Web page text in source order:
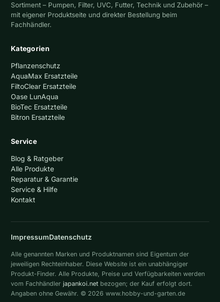
Sortiment – Pumpen, Filter, UVC, Futter, Technik und Zubehör –
mit eigener Produktseite und direkter Bestellung beim
Fachhändler.
Kategorien
Pflanzenschutz
AquaMax Ersatzteile
FiltoClear Ersatzteile
Oase LunAqua
BioTec Ersatzteile
Bitron Ersatzteile
Service
Blog & Ratgeber
Alle Produkte
Reparatur & Garantie
Service & Hilfe
Kontakt
ImpressumDatenschutz
Alle genannten Marken und Produktnamen sind Eigentum der
jeweiligen Rechteinhaber. Diese Website ist ein unabhängiger
Produkt-Finder. Alle Produkte, Preise und Verfügbarkeiten werden
vom Fachhändler japankoi.net bezogen; der Kauf erfolgt dort.
Angaben ohne Gewähr. © 2026 www.hobby-und-garten.de